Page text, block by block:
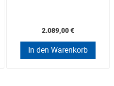
2.089,00 €
In den Warenkorb